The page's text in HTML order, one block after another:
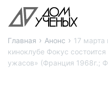
Главная › Анонс › 17
киноклубе Фокус
ужасов» (Франция 1968г.;